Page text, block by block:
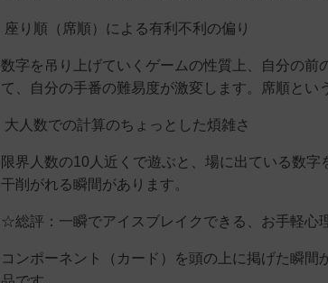
座り順（席順）による有利不利の偏り
数字を吊り上げていくゲームの性質上、自分の
て、自分の手番の難易度が激変します。席順とい
大人数での計算のちょっとした煩雑さ
限界人数の10人近くで遊ぶと、場に出ている数
干削がれる瞬間があります。
☆総評：一瞬でアイスブレイクできる、お手軽心
コンポーネント（カード）を頭の上に掲げた瞬